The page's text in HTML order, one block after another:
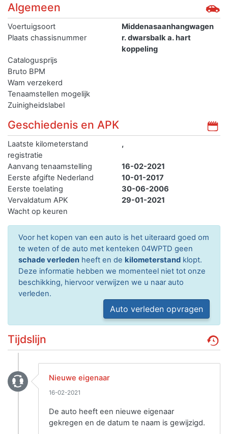
Algemeen
Voertuigsoort
Middenasaanhangwagen
Plaats chassisnummer
r. dwarsbalk a. hart
koppeling
Catalogusprijs
Bruto BPM
Wam verzekerd
Tenaamstellen mogelijk
Zuinigheidslabel
Geschiedenis en APK
Laatste kilometerstand
registratie
,
Aanvang tenaamstelling
16-02-2021
Eerste afgifte Nederland
10-01-2017
Eerste toelating
30-06-2006
Vervaldatum APK
29-01-2021
Wacht op keuren
Voor het kopen van een auto is het uiteraard goed om
te weten of de auto met kenteken 04WPTD geen
schade verleden heeft en de kilometerstand klopt.
Deze informatie hebben we momenteel niet tot onze
beschikking, hiervoor verwijzen we u naar auto
verleden.
Auto verleden opvragen
Tijdslijn
Nieuwe eigenaar
16-02-2021
De auto heeft een nieuwe eigenaar
gekregen en de datum te naam is gewijzigd.